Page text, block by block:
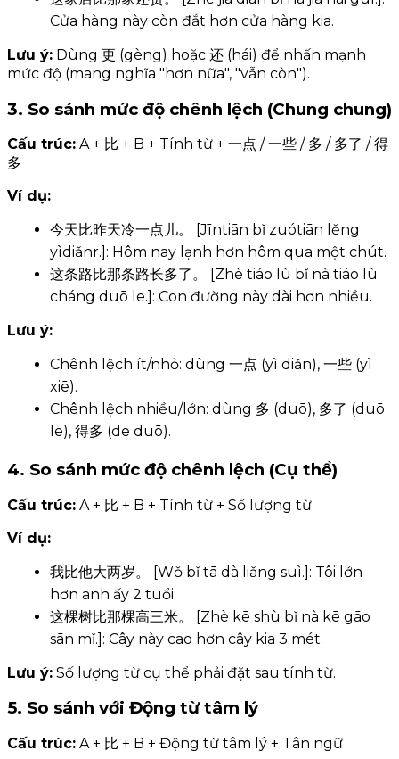
Cửa hàng này còn đắt hơn cửa hàng kia.
Lưu ý: Dùng 更 (gèng) hoặc 还 (hái) để nhấn mạnh
mức độ (mang nghĩa "hơn nữa", "vẫn còn").
3. So sánh mức độ chênh lệch (Chung chung)
Cấu trúc: A + 比 + B + Tính từ + 一点 / 一些 / 多 / 多了 / 得
多
Ví dụ:
今天比昨天冷一点儿。 [Jīntiān bǐ zuótiān lěng
yìdiǎnr.]: Hôm nay lạnh hơn hôm qua một chút.
这条路比那条路长多了。 [Zhè tiáo lù bǐ nà tiáo lù
cháng duō le.]: Con đường này dài hơn nhiều.
Lưu ý:
Chênh lệch ít/nhỏ: dùng 一点 (yì diǎn), 一些 (yì
xiē).
Chênh lệch nhiều/lớn: dùng 多 (duō), 多了 (duō
le), 得多 (de duō).
4. So sánh mức độ chênh lệch (Cụ thể)
Cấu trúc: A + 比 + B + Tính từ + Số lượng từ
Ví dụ:
我比他大两岁。 [Wǒ bǐ tā dà liǎng suì.]: Tôi lớn
hơn anh ấy 2 tuổi.
这棵树比那棵高三米。 [Zhè kē shù bǐ nà kē gāo
sān mǐ.]: Cây này cao hơn cây kia 3 mét.
Lưu ý: Số lượng từ cụ thể phải đặt sau tính từ.
5. So sánh với Động từ tâm lý
Cấu trúc: A + 比 + B + Động từ tâm lý + Tân ngữ